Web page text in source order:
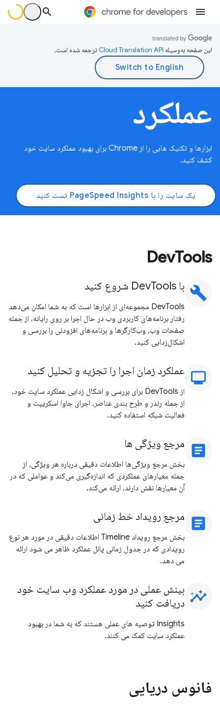
این صفحه به‌وسیله ترجمه شده است.
عملکرد
ابزارها و تکنیک هایی را از Chrome برای بهبود عملکرد سایت خود
کشف کنید.
یک سایت را با PageSpeed ​​Insights تست کنید
DevTools
build با DevTools شروع کنید
DevTools مجموعه‌ای از ابزارها است که به شما امکان می‌دهد
رفتار برنامه‌های کاربردی وب در حال اجرا بر روی رایانه، از جمله
صفحات وب، وب‌کارگرها و برنامه‌های افزودنی را بررسی و
اشکال‌زدایی کنید.
عملکرد زمان اجرا را تجزیه و تحلیل کنید
از DevTools برای بررسی و اشکال زدایی عملکرد سایت خود،
از جمله رندر و طرح بندی عناصر، اجرای جاوا اسکریپت و
فعالیت شبکه استفاده کنید.
article مرجع ویژگی ها
بخش مرجع ویژگی‌ها اطلاعات دقیقی درباره هر ویژگی، از
جمله معیارهای عملکردی که اندازه‌گیری می‌کند و عواملی که در
آن معیارها نقش دارند، ارائه می‌کند.
article مرجع رویداد خط زمانی
بخش مرجع رویداد Timeline اطلاعات دقیقی در مورد هر نوع
رویدادی که در جدول زمانی پانل عملکرد ظاهر می شود ارائه
می دهد.
insights بینش عملی در مورد عملکرد وب سایت خود
دریافت کنید
Insights توصیه های عملی هستند که به شما در بهبود
عملکرد سایت کمک می کنند.
فانوس دریایی